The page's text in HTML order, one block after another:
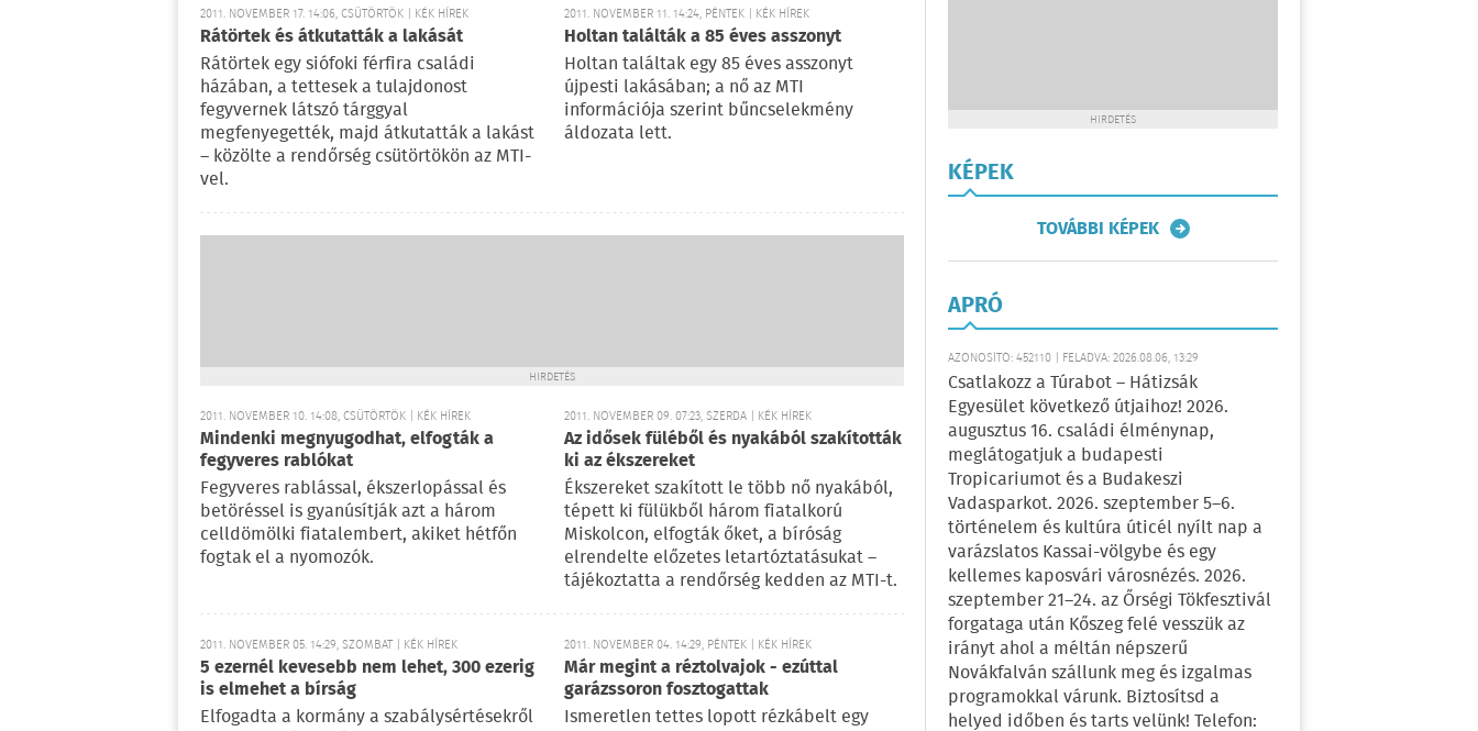
2011. NOVEMBER 17. 14:06, CSÜTÖRTÖK | KÉK HÍREK
Rátörtek és átkutatták a lakását
Rátörtek egy siófoki férfira családi
házában, a tettesek a tulajdonost
fegyvernek látszó tárggyal
megfenyegették, majd átkutatták a lakást
– közölte a rendőrség csütörtökön az MTI-
vel.
2011. NOVEMBER 11. 14:24, PÉNTEK | KÉK HÍREK
Holtan találták a 85 éves asszonyt
Holtan találtak egy 85 éves asszonyt
újpesti lakásában; a nő az MTI
információja szerint bűncselekmény
áldozata lett.
HIRDETÉS
2011. NOVEMBER 10. 14:08, CSÜTÖRTÖK | KÉK HÍREK
Mindenki megnyugodhat, elfogták a
fegyveres rablókat
Fegyveres rablással, ékszerlopással és
betöréssel is gyanúsítják azt a három
celldömölki fiatalembert, akiket hétfőn
fogtak el a nyomozók.
2011. NOVEMBER 09. 07:23, SZERDA | KÉK HÍREK
Az idősek füléből és nyakából szakították
ki az ékszereket
Ékszereket szakított le több nő nyakából,
tépett ki fülükből három fiatalkorú
Miskolcon, elfogták őket, a bíróság
elrendelte előzetes letartóztatásukat –
tájékoztatta a rendőrség kedden az MTI-t.
2011. NOVEMBER 05. 14:29, SZOMBAT | KÉK HÍREK
5 ezernél kevesebb nem lehet, 300 ezerig
is elmehet a bírság
Elfogadta a kormány a szabálysértésekről
2011. NOVEMBER 04. 14:29, PÉNTEK | KÉK HÍREK
Már megint a réztolvajok - ezúttal
garázssoron fosztogattak
Ismeretlen tettes lopott rézkábelt egy
HIRDETÉS
KÉPEK
TOVÁBBI KÉPEK
APRÓ
AZONOSÍTÓ: 452110 | FELADVA: 2026.08.06, 13:29
Csatlakozz a Túrabot – Hátizsák
Egyesület következő útjaihoz! 2026.
augusztus 16. családi élménynap,
meglátogatjuk a budapesti
Tropicariumot és a Budakeszi
Vadasparkot. 2026. szeptember 5–6.
történelem és kultúra úticél nyílt nap a
varázslatos Kassai-völgybe és egy
kellemes kaposvári városnézés. 2026.
szeptember 21–24. az Őrségi Tökfesztivál
forgataga után Kőszeg felé vesszük az
irányt ahol a méltán népszerű
Novákfalván szállunk meg és izgalmas
programokkal várunk. Biztosítsd a
helyed időben és tarts velünk! Telefon: